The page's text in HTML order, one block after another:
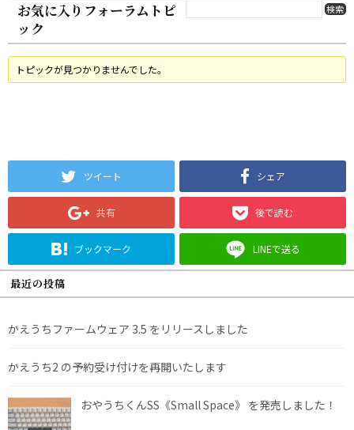
お気に入りフォーラムトピ
ック
トピックが見つかりませんでした。
ツイート シェア
共有 後で読む
ブックマーク LINEで送る
最近の投稿
かえうちファームウェア 3.5 をリリースしました
かえうち2 の予約受け付けを再開いたします
おやうちくんSS《Small Space》 を発売しました！